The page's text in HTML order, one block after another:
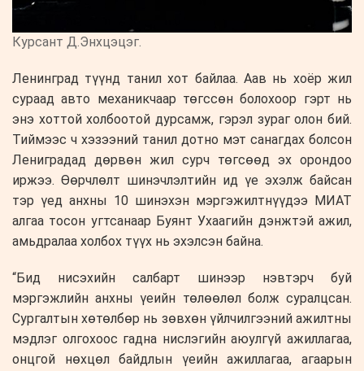
Курсант Д.Энхцэцэг.
Ленинград түүнд танил хот байлаа. Аав нь хоёр жил
сураад авто механикчаар төгссөн болохоор гэрт нь
энэ хоттой холбоотой дурсамж, гэрэл зураг олон бий.
Тиймээс ч хэзээний танил дотно мэт санагдах болсон
Лениградад дөрвөн жил сурч төгсөөд эх орондоо
иржээ. Өөрчлөлт шинэчлэлтийн ид үе эхэлж байсан
тэр үед анхны 10 шинэхэн мэргэжилтнүүдээ МИАТ
алгаа тосон угтсанаар Буянт Ухаагийн дэнжтэй ажил,
амьдралаа холбох түүх нь эхэлсэн байна.
“Бид нисэхийн салбарт шинээр нэвтэрч буй
мэргэжлийн анхны үеийн төлөөлөл болж суралцсан.
Сургалтын хөтөлбөр нь зөвхөн үйлчилгээний ажилтны
мэдлэг олгохоос гадна нислэгийн аюулгүй ажиллагаа,
онцгой нөхцөл байдлын үеийн ажиллагаа, агаарын